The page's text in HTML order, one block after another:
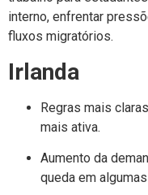
interno, enfrentar
fluxos migratórios.
Irlanda
Regras mais
mais ativa.
Aumento da
queda em